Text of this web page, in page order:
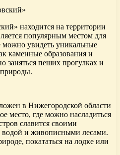
находится на территории
популярным местом для
можно увидеть уникальные
каменные образования и
заняться пеших прогулках и
природы.
в Нижегородской области
место, где можно насладиться
славится своими
и живописными лесами.
покататься на лодке или